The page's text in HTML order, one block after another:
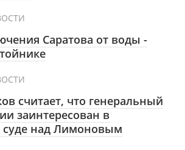
Саратова от воды -
считает, что генеральный
заинтересован в
суде над Лимоновым